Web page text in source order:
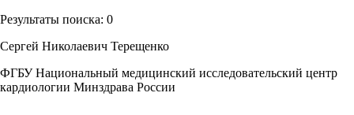
Результаты поиска: 0
Сергей Николаевич Терещенко
ФГБУ Национальный медицинский исследовательский центр
кардиологии Минздрава России